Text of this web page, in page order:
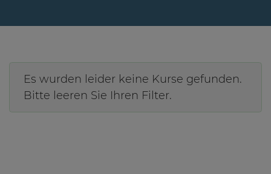
Es wurden leider keine Kurse gefunden.
Bitte leeren Sie Ihren Filter.